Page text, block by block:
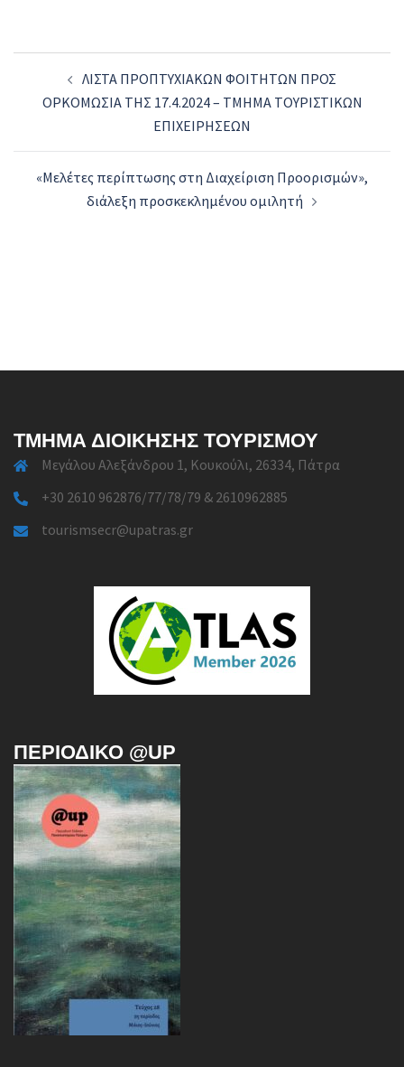
navigationΛΙΣΤΑ ΠΡΟΠΤΥΧΙΑΚΩΝ ΦΟΙΤΗΤΩΝ ΠΡΟΣ
ΟΡΚΟΜΩΣΙΑ ΤΗΣ 17.4.2024 – ΤΜΗΜΑ ΤΟΥΡΙΣΤΙΚΩΝ
ΕΠΙΧΕΙΡΗΣΕΩΝ
«Μελέτες περίπτωσης στη Διαχείριση Προορισμών»,
διάλεξη προσκεκλημένου ομιλητή
ΤΜΉΜΑ ΔΙΟΊΚΗΣΗΣ ΤΟΥΡΙΣΜΟΎ
Μεγάλου Αλεξάνδρου 1, Κουκούλι, 26334, Πάτρα
+30 2610 962876/77/78/79 & 2610962885
tourismsecr@upatras.gr
ΠΕΡΙΟΔΙΚΌ @UP